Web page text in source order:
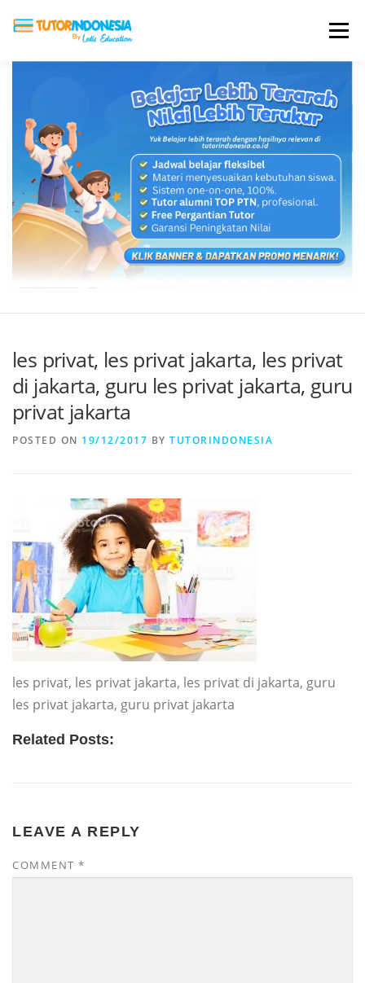
Menu
ABOUT US JADI PENGAJAR
BIAYA LES TESTIMONI PROFIL ALUMNI
BLOG DAFTAR SEKOLAH
les privat, les privat jakarta, les privat
di jakarta, guru les privat jakarta, guru
privat jakarta
POSTED ON 19/12/2017 BY TUTORINDONESIA
les privat, les privat jakarta, les privat di jakarta, guru
les privat jakarta, guru privat jakarta
Related Posts:
LEAVE A REPLY
COMMENT *